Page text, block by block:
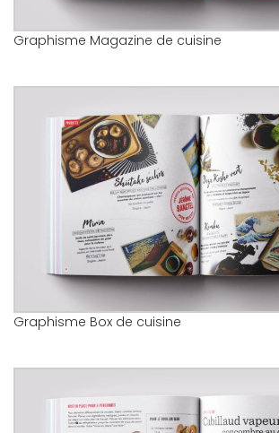
Graphisme Magazine de cuisine
Graphisme Box de cuisine